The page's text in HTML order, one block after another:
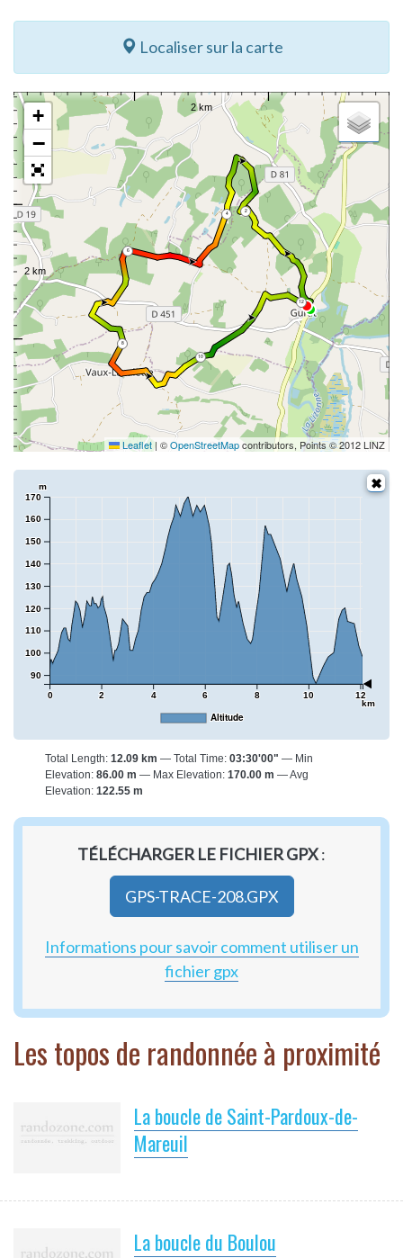
Localiser sur la carte
8
4
12
2
6
10
+
−
Leaflet| ©OpenStreetMapcontributors, Points © 2012 LINZ
0 2 4 6 8 10 12
km
90
100
110
120
130
140
150
160
170
m
Altitude
Total Length: 12.09 km Total Time: 03:30'00"
Min
Elevation: 86.00 m Max Elevation: 170.00 m
Avg
Elevation: 122.55 m
TÉLÉCHARGER LE FICHIER GPX:
GPS-TRACE-208.GPX
Informations pour savoir comment utiliser un
fichier gpx
Les topos de randonnée à proximité
La boucle de Saint-Pardoux-de-
Mareuil
La boucle du Boulou